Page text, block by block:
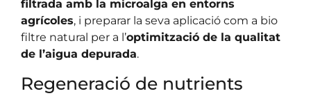
filtrada amb la microalga en entorns
agrícoles, i preparar la seva aplicació com a bio
filtre natural per a l’optimització de la qualitat
de l’aigua depurada.
Regeneració de nutrients